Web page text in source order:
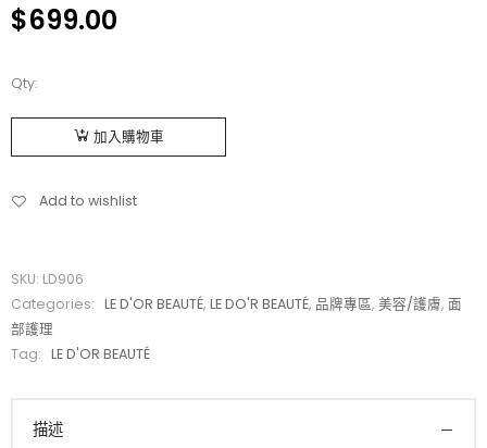
$699.00
Qty:
加入購物車
Add to wishlist
SKU: LD906
Categories:
LE D'OR BEAUTÉ,LE DO'R BEAUTÉ, 品牌專區,美容/護膚,面
部護理
Tag:
LE D'OR BEAUTÉ
描述